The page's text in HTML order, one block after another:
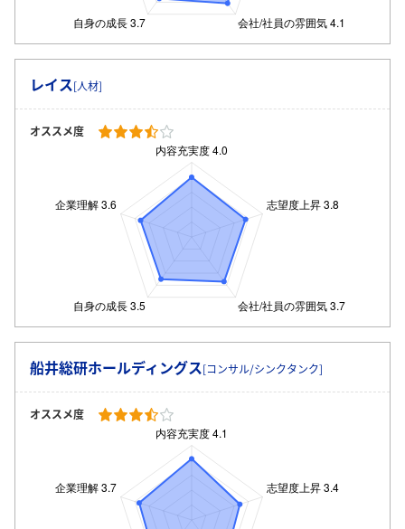
レイス[人材]
オススメ度
船井総研ホールディングス[コンサル/シンクタンク]
オススメ度